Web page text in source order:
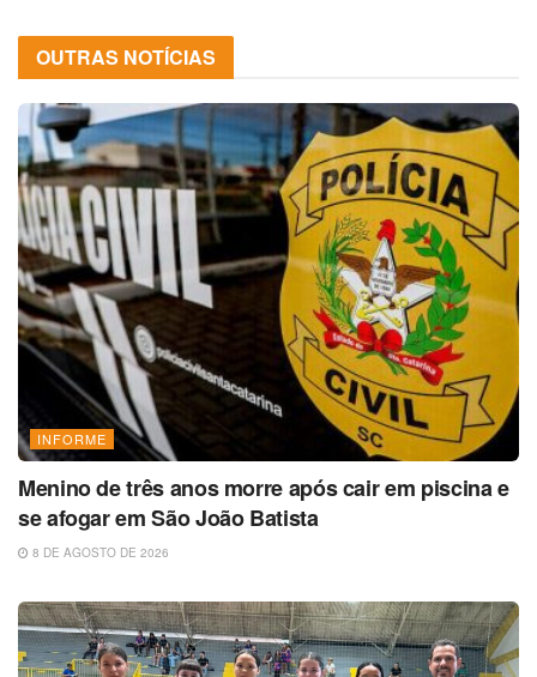
OUTRAS NOTÍCIAS
INFORME
Menino de três anos morre após cair em piscina e
se afogar em São João Batista
8 DE AGOSTO DE 2026